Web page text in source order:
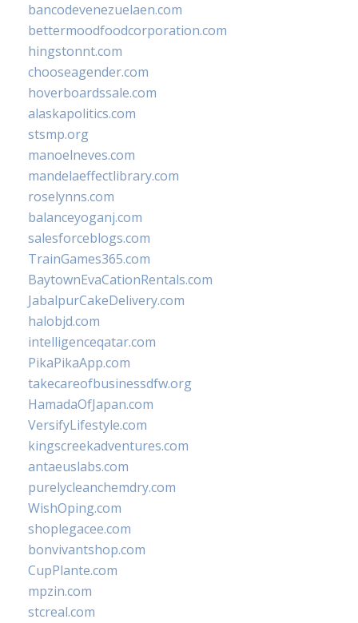
bancodevenezuelaen.com
bettermoodfoodcorporation.com
hingstonnt.com
chooseagender.com
hoverboardssale.com
alaskapolitics.com
stsmp.org
manoelneves.com
mandelaeffectlibrary.com
roselynns.com
balanceyoganj.com
salesforceblogs.com
TrainGames365.com
BaytownEvaCationRentals.com
JabalpurCakeDelivery.com
halobjd.com
intelligenceqatar.com
PikaPikaApp.com
takecareofbusinessdfw.org
HamadaOfJapan.com
VersifyLifestyle.com
kingscreekadventures.com
antaeuslabs.com
purelycleanchemdry.com
WishOping.com
shoplegacee.com
bonvivantshop.com
CupPlante.com
mpzin.com
stcreal.com